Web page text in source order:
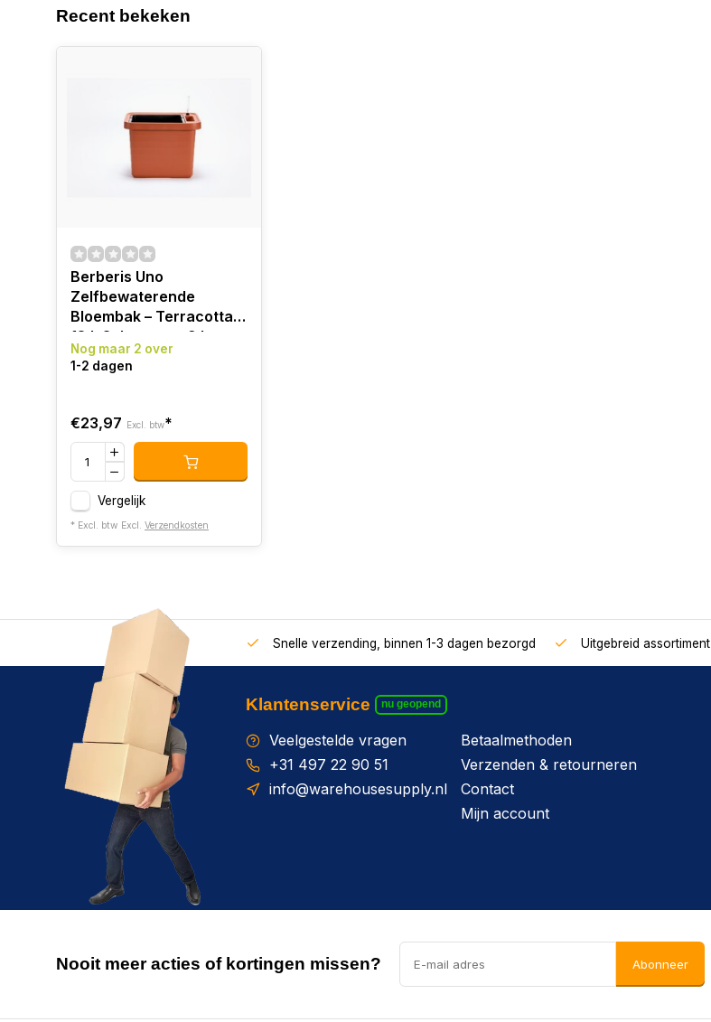
Recent bekeken
Berberis Uno
Zelfbewaterende
Bloembak – Terracotta –
18 L Substraat – 9 L
Water
Nog maar 2 over
1-2 dagen
€23,97 Excl. btw*
Vergelijk
* Excl. btw Excl. Verzendkosten
Snelle verzending, binnen 1-3 dagen bezorgd Uitgebreid assortiment
Klantenservice nu geopend
Veelgestelde vragen
+31 497 22 90 51
info@warehousesupply.nl
Betaalmethoden
Verzenden & retourneren
Contact
Mijn account
Nooit meer acties of kortingen missen? Abonneer